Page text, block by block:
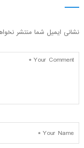
نشانی ایمیل شما منتشر